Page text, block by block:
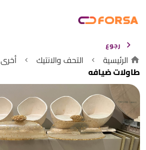
رجوع
الرئيسية التحف والانتيك
أخرى
طاولات ضيافه